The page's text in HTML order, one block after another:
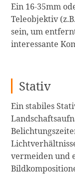
Ein 16-35mm
Teleobjektiv
sein, um
interessante
Stativ
Ein stabiles
vermeiden und